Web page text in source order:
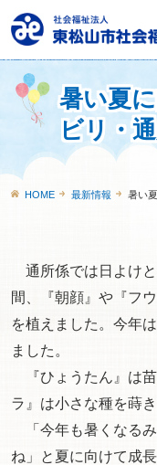
暑い夏
ビリ・
HOME 最新情報 暑い
通所係では日よけと
間、『朝顔』や『フ
を植えました。今年
ました。
『ひょうたん』は
ラ』は小さな種を蒔き
「今年も暑くなる
ね」と夏に向けて成